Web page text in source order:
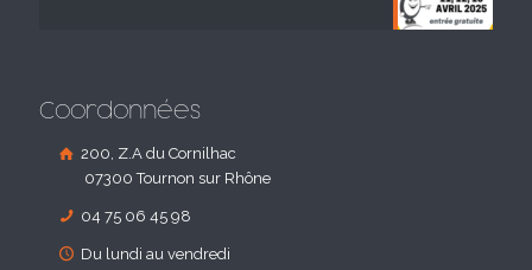
Coordonnées
200, Z.A du Cornilhac
07300 Tournon sur Rhône
04 75 06 45 98
Du lundi au vendredi